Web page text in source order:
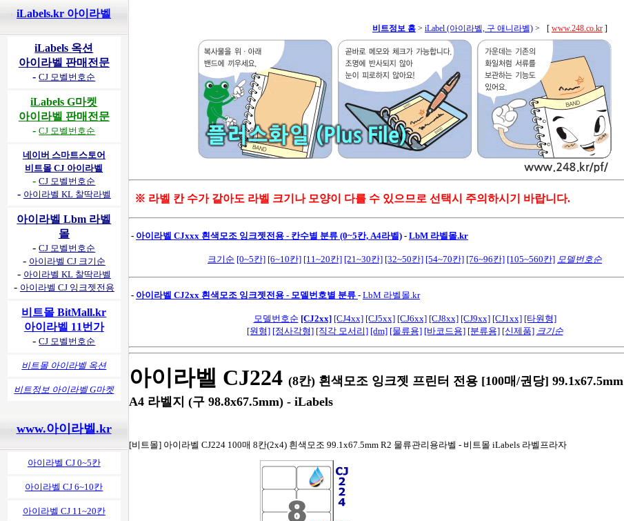
iLabels.kr 아이라벨
iLabels 옥션
아이라벨 판매전문
-CJ 모벨번호순
iLabels G마켓
아이라벨 판매전문
-CJ 모벨번호순
네이버 스마트스토어
비트몰 CJ 아이라벨
-CJ 모벨번호순
- 아이라벨 KL 찰딱라벨
아이라벨 Lbm 라벨
몰
-CJ 모벨번호순
- 아이라벨 CJ 크기순
- 아이라벨 KL 찰딱라벨
- 아이라벨 CJ 잉크젯전용
비트몰 BitMall.kr
아이라벨 11번가
-CJ 모벨번호순
비트몰 아이라벨 옥션
비트정보 아이라벨 G마켓
www.아이라벨.kr
아이라벨 CJ 0~5칸
아이라벨 CJ 6~10칸
아이라벨 CJ 11~20칸
비트정보 홈 > iLabel (아이라벨, 구 애니라벨) > [ www.248.co.kr ]
※ 라벨 칸 수가 같아도 라벨 크기나 모양이 다를 수 있으므로 선택시 주의하시기 바랍니다.
- 아이라벨 CJxxx 흰색모조 잉크젯전용 - 칸수별 분류 (0~5칸, A4라벨) - LbM 라벨몰.kr
크기순 [0~5칸] [6~10칸] [11~20칸] [21~30칸] [32~50칸] [54~70칸] [76~96칸] [105~560칸] 모델번호순
- 아이라벨 CJ2xx 흰색모조 잉크젯전용 - 모델번호별 분류 - LbM 라벨몰.kr
모델번호순 [CJ2xx] [CJ4xx] [CJ5xx] [CJ6xx] [CJ8xx] [CJ9xx] [CJ1xx] [타원형]
[원형] [정사각형] [직각 모서리] [dm] [물류용] [바코드용] [분류용] [신제품] 크기순
아이라벨 CJ224 (8칸) 흰색모조 잉크젯 프린터 전용 [100매/권당]
A4 라벨지 (구 98.8x67.5mm) - iLabels
[비트몰] 아이라벨 CJ224 100매 8칸(2x4) 흰색모조 99.1x67.5mm R2 물류관리용라벨 - 비트몰 iLabels 라벨프라자